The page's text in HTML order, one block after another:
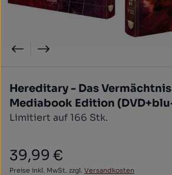
Hereditary - Das
Mediabook Edition
Limitiert auf 166 Stk.
Regulärer Preis:
39,99 €
Preise inkl. MwSt. zzgl. Versandkosten